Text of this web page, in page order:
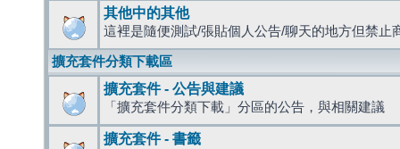
其他中的其他
這裡是隨便測試/張貼個人公告/聊天的地方但禁止
擴充套件分類下載區
擴充套件 - 公告與建議
「擴充套件分類下載」分區的公告，與相關建議
擴充套件 - 書籤